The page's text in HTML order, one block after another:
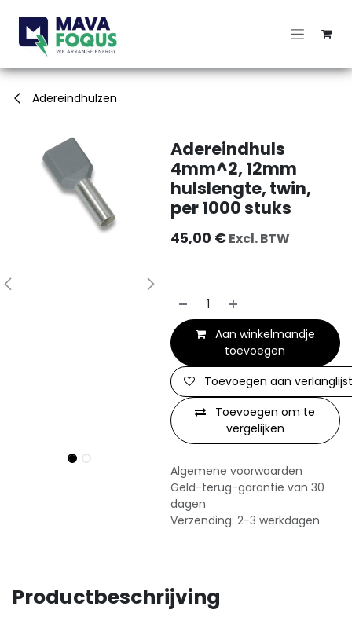
Adereindhulzen
Adereindhuls
4mm^2, 12mm
hulslengte, twin,
per 1000 stuks
45,00 €Excl. BTW
Aan winkelmandje
toevoegen
Toevoegen om te
vergelijken
Toevoegen aan verlanglijst
Algemene voorwaarden
Geld-terug-garantie van 30
dagen
Verzending: 2-3 werkdagen
Productbeschrijving